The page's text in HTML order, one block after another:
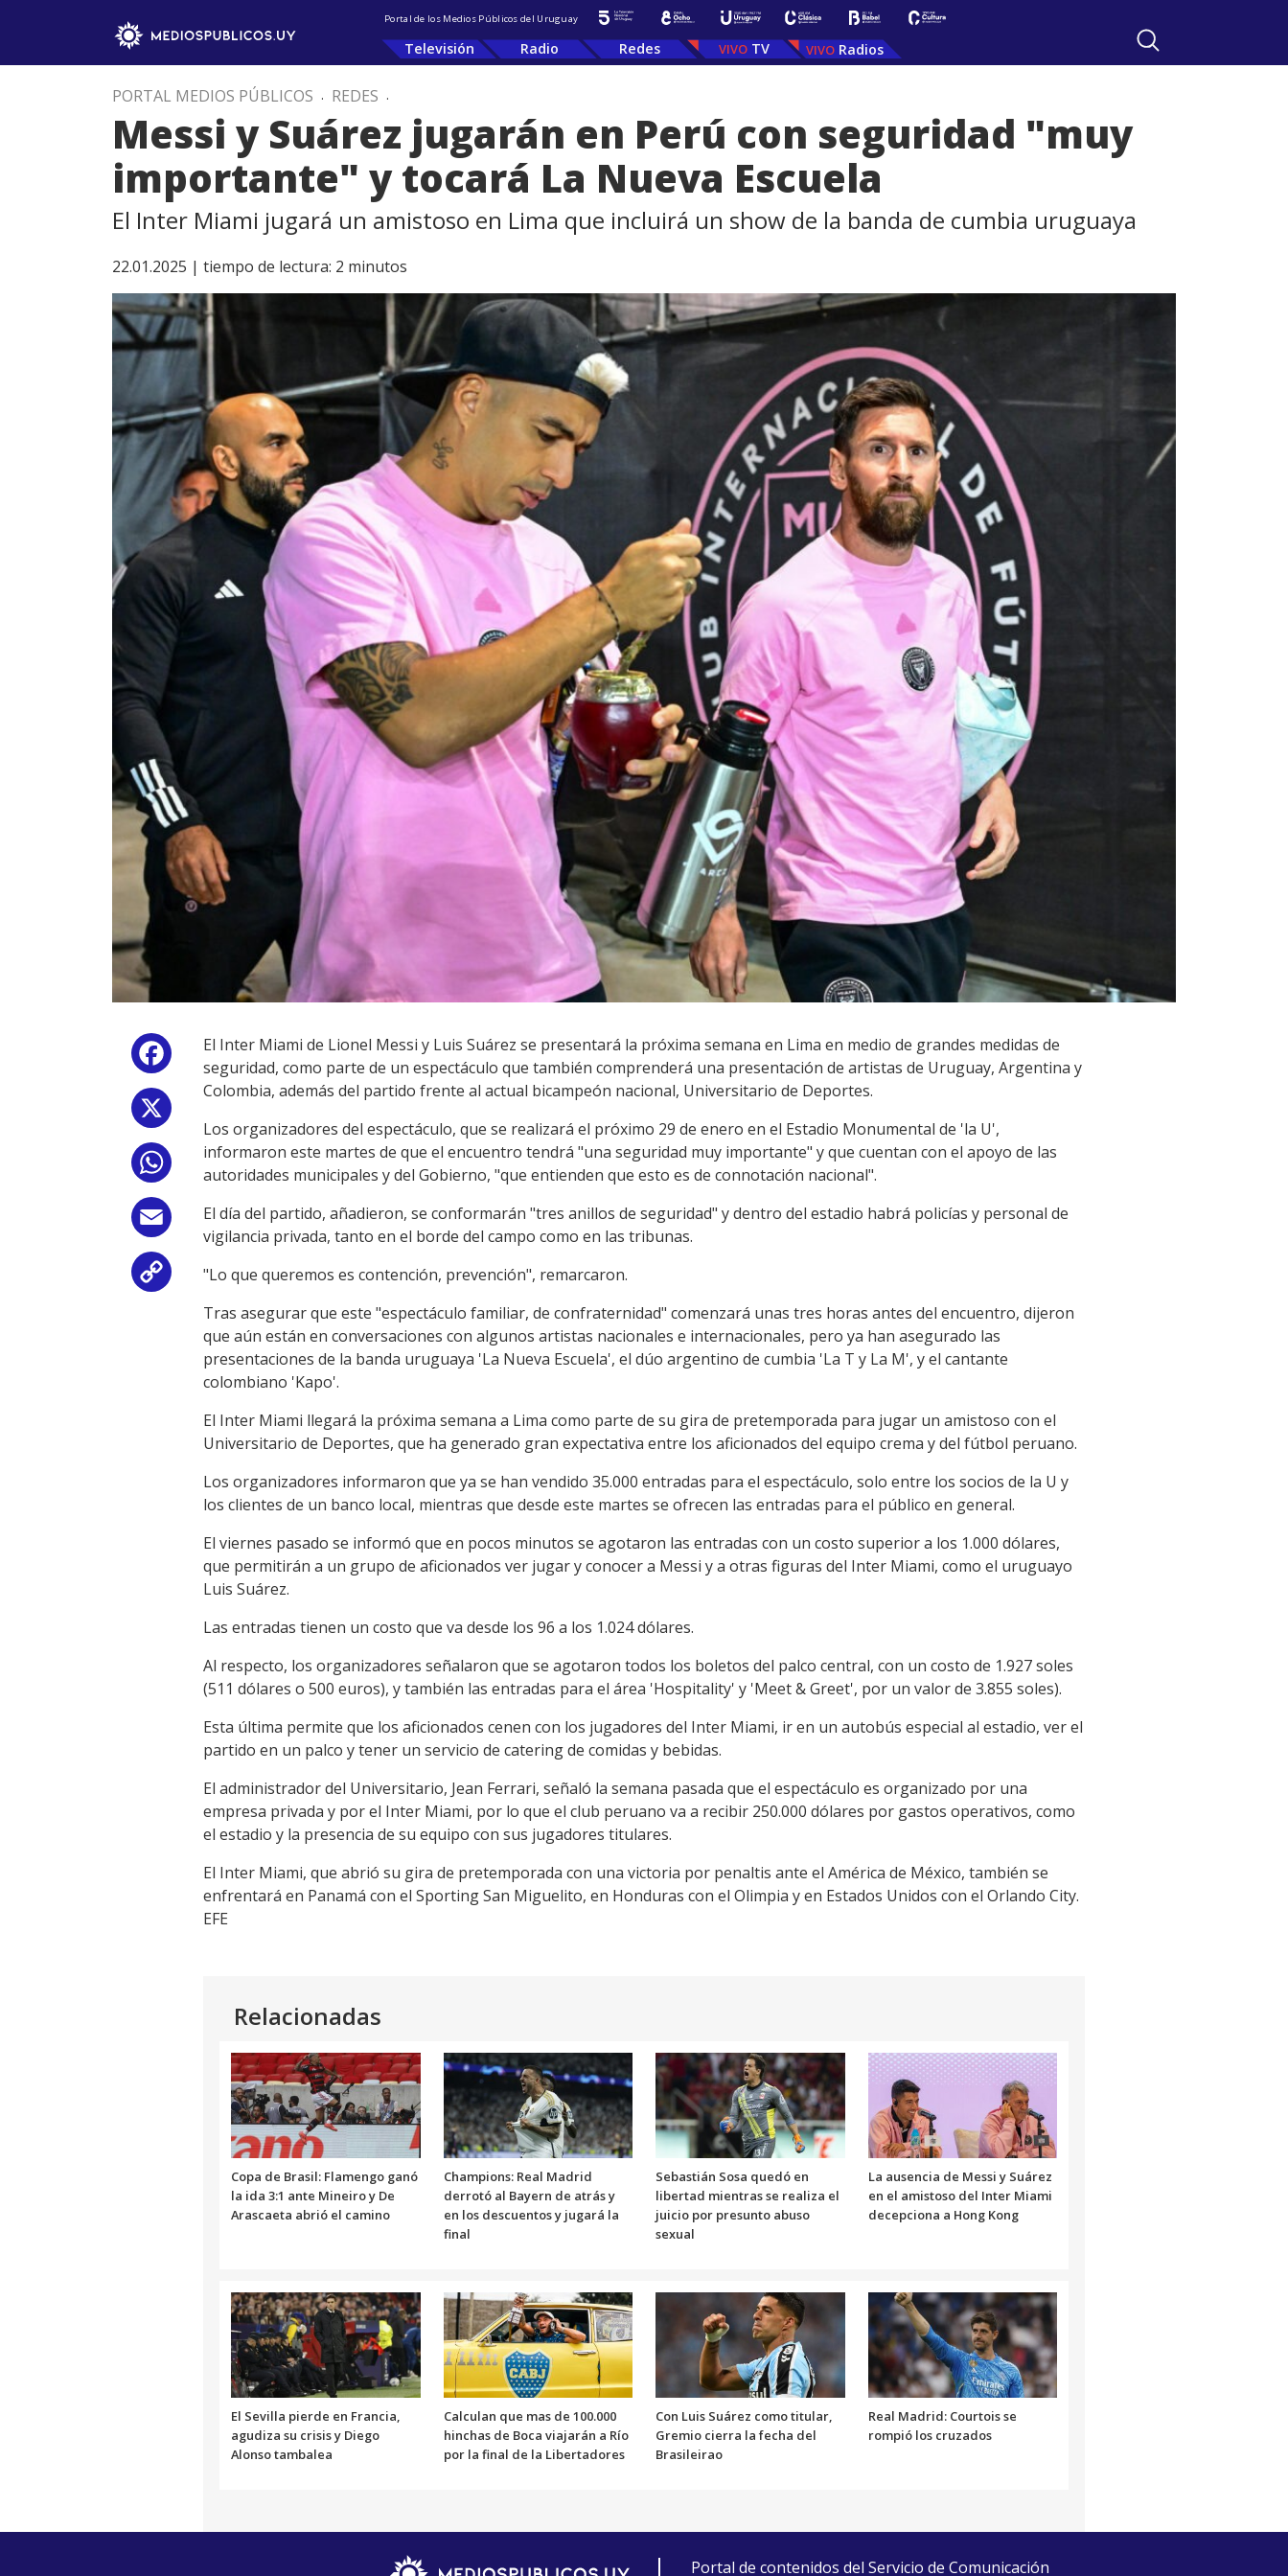
Portal de los Medios Públicos del Uruguay
Televisión Radio Redes TV Radios
PORTAL MEDIOS PÚBLICOS . REDES .
Messi y Suárez jugarán en Perú con seguridad "muy
importante" y tocará La Nueva Escuela
El Inter Miami jugará un amistoso en Lima que incluirá un show de la banda de cumbia uruguaya
22.01.2025 | tiempo de lectura: 2 minutos
Facebook
WhatsApp
Email
Copy
Link
El Inter Miami de Lionel Messi y Luis Suárez se presentará la próxima semana en Lima en medio de grandes medidas de
seguridad, como parte de un espectáculo que también comprenderá una presentación de artistas de Uruguay, Argentina y
Colombia, además del partido frente al actual bicampeón nacional, Universitario de Deportes.
Los organizadores del espectáculo, que se realizará el próximo 29 de enero en el Estadio Monumental de 'la U',
informaron este martes de que el encuentro tendrá "una seguridad muy importante" y que cuentan con el apoyo de las
autoridades municipales y del Gobierno, "que entienden que esto es de connotación nacional".
El día del partido, añadieron, se conformarán "tres anillos de seguridad" y dentro del estadio habrá policías y personal de
vigilancia privada, tanto en el borde del campo como en las tribunas.
"Lo que queremos es contención, prevención", remarcaron.
Tras asegurar que este "espectáculo familiar, de confraternidad" comenzará unas tres horas antes del encuentro, dijeron
que aún están en conversaciones con algunos artistas nacionales e internacionales, pero ya han asegurado las
presentaciones de la banda uruguaya 'La Nueva Escuela', el dúo argentino de cumbia 'La T y La M', y el cantante
colombiano 'Kapo'.
El Inter Miami llegará la próxima semana a Lima como parte de su gira de pretemporada para jugar un amistoso con el
Universitario de Deportes, que ha generado gran expectativa entre los aficionados del equipo crema y del fútbol peruano.
Los organizadores informaron que ya se han vendido 35.000 entradas para el espectáculo, solo entre los socios de la U y
los clientes de un banco local, mientras que desde este martes se ofrecen las entradas para el público en general.
El viernes pasado se informó que en pocos minutos se agotaron las entradas con un costo superior a los 1.000 dólares,
que permitirán a un grupo de aficionados ver jugar y conocer a Messi y a otras figuras del Inter Miami, como el uruguayo
Luis Suárez.
Las entradas tienen un costo que va desde los 96 a los 1.024 dólares.
Al respecto, los organizadores señalaron que se agotaron todos los boletos del palco central, con un costo de 1.927 soles
(511 dólares o 500 euros), y también las entradas para el área 'Hospitality' y 'Meet & Greet', por un valor de 3.855 soles).
Esta última permite que los aficionados cenen con los jugadores del Inter Miami, ir en un autobús especial al estadio, ver el
partido en un palco y tener un servicio de catering de comidas y bebidas.
El administrador del Universitario, Jean Ferrari, señaló la semana pasada que el espectáculo es organizado por una
empresa privada y por el Inter Miami, por lo que el club peruano va a recibir 250.000 dólares por gastos operativos, como
el estadio y la presencia de su equipo con sus jugadores titulares.
El Inter Miami, que abrió su gira de pretemporada con una victoria por penaltis ante el América de México, también se
enfrentará en Panamá con el Sporting San Miguelito, en Honduras con el Olimpia y en Estados Unidos con el Orlando City.
EFE
Relacionadas
Copa de Brasil: Flamengo ganó
la ida 3:1 ante Mineiro y De
Arascaeta abrió el camino
Champions: Real Madrid
derrotó al Bayern de atrás y
en los descuentos y jugará la
final
Sebastián Sosa quedó en
libertad mientras se realiza el
juicio por presunto abuso
sexual
La ausencia de Messi y Suárez
en el amistoso del Inter Miami
decepciona a Hong Kong
El Sevilla pierde en Francia,
agudiza su crisis y Diego
Alonso tambalea
Calculan que mas de 100.000
hinchas de Boca viajarán a Río
por la final de la Libertadores
Con Luis Suárez como titular,
Gremio cierra la fecha del
Brasileirao
Real Madrid: Courtois se
rompió los cruzados
Portal de contenidos del Servicio de Comunicación